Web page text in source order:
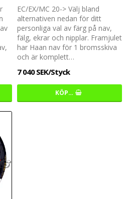
EC/EX/MC 20-> Välj bland
alternativen nedan för ditt
personliga val av färg på nav,
fälg, ekrar och nipplar. Framjulet
har Haan nav för 1 bromsskiva
och är komplett…
7 040 SEK/Styck
KÖP…